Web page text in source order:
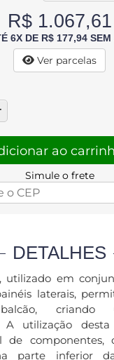
R$ 1.067,61
6X DE R$ 177,94 SEM
Ver parcelas
ao
Simule o frete
DETALHES
utilizado em
laterais,
criando
A utilização
de componentes,
parte inferior